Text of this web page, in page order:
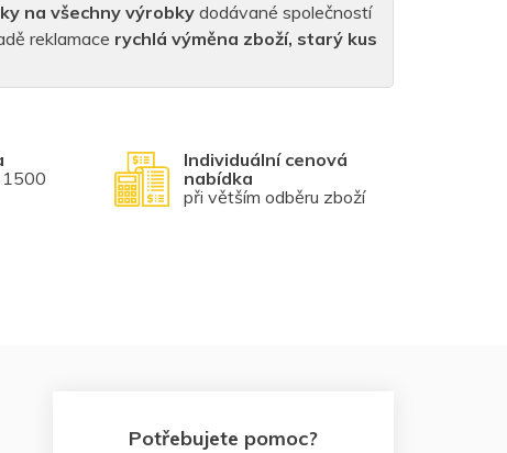
1500
Individuální cenová
nabídka
při větším odběru zboží
na všechny výrobky dodávané společností
reklamace rychlá výměna zboží, starý kus
Potřebujete pomoc?